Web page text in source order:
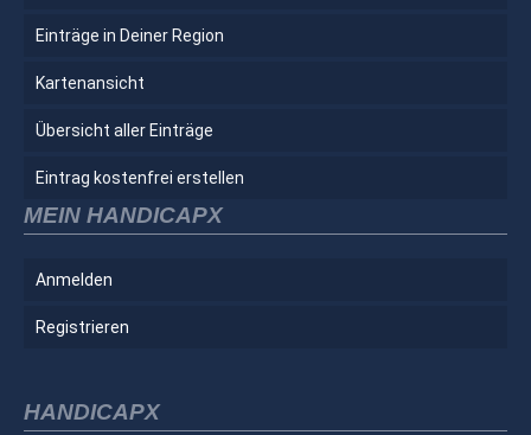
Einträge in Deiner Region
Kartenansicht
Übersicht aller Einträge
Eintrag kostenfrei erstellen
MEIN HANDICAPX
Anmelden
Registrieren
HANDICAPX